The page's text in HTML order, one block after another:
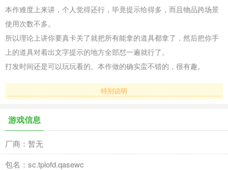
本作难度上来讲，个人觉得还行，毕竟提示给得多，而且物品跨场景
使用次数不多。
所以理论上讲你要真卡关了就把所有能拿的道具都拿了，然后把你手
上的道具对着出文字提示的地方全部怼一遍就行了。
打发时间还是可以玩玩看的。本作做的确实蛮不错的，很有趣。
特别说明
游戏信息
厂商：暂无
包名：sc.tplofd.qasewc